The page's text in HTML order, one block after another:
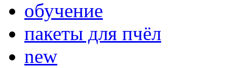
обучение
пакеты для пчёл
new